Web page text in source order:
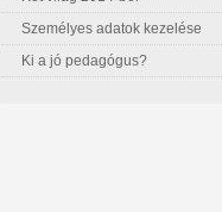
Személyes adatok kezelése
Ki a jó pedagógus?